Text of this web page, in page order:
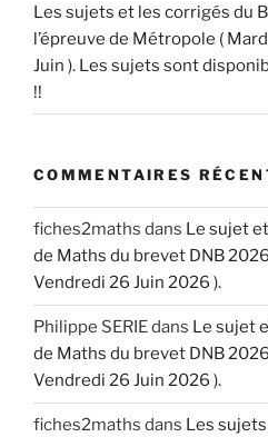
Les sujets et les corrigés du
l’épreuve de Métropole (
Juin ). Les sujets sont
!!
COMMENTAIRES
fiches2maths dans Le sujet
de Maths du brevet DNB
Vendredi 26 Juin 2026 ).
Philippe SERIEdans Le sujet
de Maths du brevet DNB
Vendredi 26 Juin 2026 ).
fiches2maths dans Les